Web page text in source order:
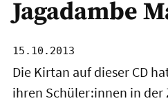
Jagadambe
15.10.2013
Die Kirtan auf dieser CD
ihren Schüler:innen in der